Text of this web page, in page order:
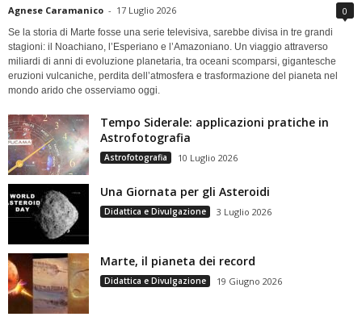
Agnese Caramanico - 17 Luglio 2026 0
Se la storia di Marte fosse una serie televisiva, sarebbe divisa in tre grandi
stagioni: il Noachiano, l’Esperiano e l’Amazoniano. Un viaggio attraverso
miliardi di anni di evoluzione planetaria, tra oceani scomparsi, gigantesche
eruzioni vulcaniche, perdita dell’atmosfera e trasformazione del pianeta nel
mondo arido che osserviamo oggi.
Tempo Siderale: applicazioni pratiche in
Astrofotografia
Astrofotografia 10 Luglio 2026
Una Giornata per gli Asteroidi
Didattica e Divulgazione 3 Luglio 2026
Marte, il pianeta dei record
Didattica e Divulgazione 19 Giugno 2026